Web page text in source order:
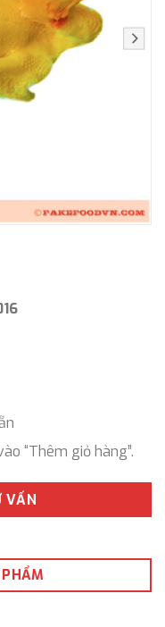
“Thêm giỏ hàng”.
VẤN